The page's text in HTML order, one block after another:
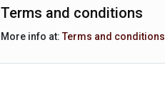
Terms and conditions
More info at: Terms and conditions